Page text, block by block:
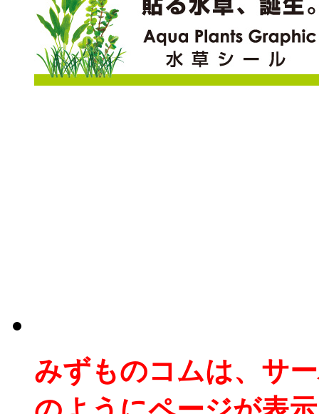
みずものコムは、サ